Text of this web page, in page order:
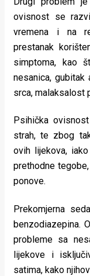
ovisnost se
vremena i na
prestanak
simptoma, kao
nesanica, gubitak
srca, malaksalost
Psihička
strah, te zbog
ovih lijekova,
prethodne
ponove.
Prekomjerna
benzodiazepina.
probleme sa
lijekove i
satima, kako